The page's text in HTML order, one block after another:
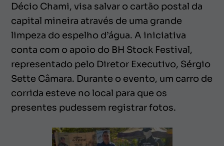
Décio Chami, visa salvar o cartão postal da
capital mineira através de uma grande
limpeza do espelho d’água. A iniciativa
conta com o apoio do BH Stock Festival,
representado pelo Diretor Executivo, Sérgio
Sette Câmara. Durante o evento, um carro de
corrida esteve no local para que os
presentes pudessem registrar fotos.